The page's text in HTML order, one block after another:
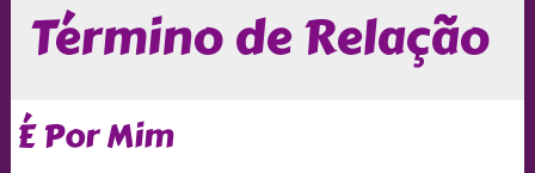
Término de Relação
É Por Mim